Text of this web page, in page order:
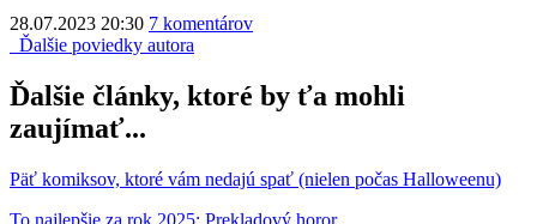
28.07.2023 20:30 7 komentárov
Ďalšie poviedky autora
Ďalšie články, ktoré by ťa mohli
zaujímať...
Päť komiksov, ktoré vám nedajú spať (nielen počas Halloweenu)
To najlepšie za rok 2025: Prekladový horor